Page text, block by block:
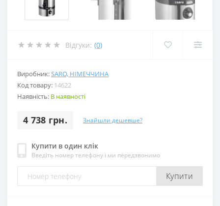
Відгуки: (0)
Виробник:SARO, НІМЕЧЧИНА
Код товару: 14622
Наявність: В наявності
4 738 грн. Знайшли дешевше?
Купити в один клік
Введіть номер телефону і ми передзвонимо
Купити